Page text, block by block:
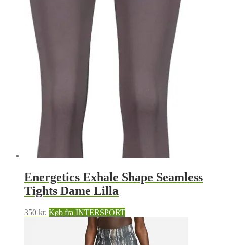
Energetics Exhale Shape Seamless
Tights Dame Lilla
350 kr. Køb fra INTERSPORT